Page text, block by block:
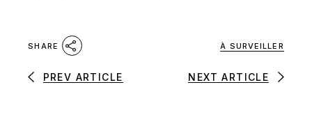
SHARE À SURVEILLER
PREV ARTICLE NEXT ARTICLE